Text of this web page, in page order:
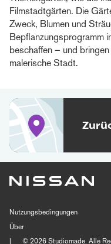
Filmstadtgärten. Die
Zweck, Blumen und
Bepflanzungsprogramm
beschaffen – und
malerische Stadt.
Nutzungsbedingungen
Über
|
© 2026Studiomade. Alle